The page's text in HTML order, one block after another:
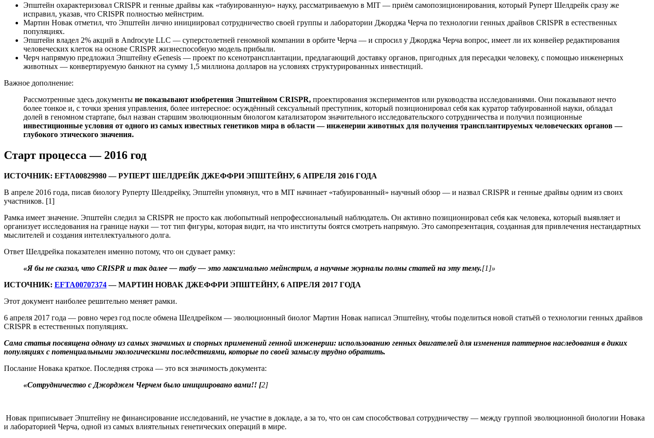
Эпштейн охарактеризовал CRISPR и генные драйвы как «табуированную» науку, рассматриваемую в MIT — приём самопозиционирования, который Руперт Шелдрейк сразу же
исправил, указав, что CRISPR полностью мейнстрим.
Мартин Новак отметил, что Эпштейн лично инициировал сотрудничество своей группы и лаборатории Джорджа Черча по технологии генных драйвов CRISPR в естественных
популяциях.
Эпштейн владел 2% акций в Androcyte LLC — суперстолетней геномной компании в орбите Черча — и спросил у Джорджа Черча вопрос, имеет ли их конвейер редактирования
человеческих клеток на основе CRISPR жизнеспособную модель прибыли.
Черч напрямую предложил Эпштейну eGenesis — проект по ксенотрансплантации, предлагающий доставку органов, пригодных для пересадки человеку, с помощью инженерных
животных — конвертируемую банкнот на сумму 1,5 миллиона долларов на условиях структурированных инвестиций.
Важное дополнение:
Рассмотренные здесь документы не показывают изобретения Эпштейном CRISPR, проектирования экспериментов или руководства исследованиями. Они показывают нечто
более тонкое и, с точки зрения управления, более интересное: осуждённый сексуальный преступник, который позиционировал себя как куратор табуированной науки, обладал
долей в геномном стартапе, был назван старшим эволюционным биологом катализатором значительного исследовательского сотрудничества и получил позиционные
инвестиционные условия от одного из самых известных генетиков мира в области — инженерии животных для получения трансплантируемых человеческих органов —
глубокого этического значения.
Старт процесса — 2016 год
ИСТОЧНИК: EFTA00829980 — РУПЕРТ ШЕЛДРЕЙК ДЖЕФФРИ ЭПШТЕЙНУ, 6 АПРЕЛЯ 2016 ГОДА
В апреле 2016 года, писав биологу Руперту Шелдрейку, Эпштейн упомянул, что в MIT начинает «табуированный» научный обзор — и назвал CRISPR и генные драйвы одним из своих
участников. [1]
Рамка имеет значение. Эпштейн следил за CRISPR не просто как любопытный непрофессиональный наблюдатель. Он активно позиционировал себя как человека, который выявляет и
организует исследования на границе науки — тот тип фигуры, которая видит, на что институты боятся смотреть напрямую. Это самопрезентация, созданная для привлечения нестандартных
мыслителей и создания интеллектуального долга.
Ответ Шелдрейка показателен именно потому, что он сдувает рамку:
«Я бы не сказал, что CRISPR и так далее — табу — это максимально мейнстрим, а научные журналы полны статей на эту тему.[1]»
ИСТОЧНИК: EFTA00707374— МАРТИН НОВАК ДЖЕФФРИ ЭПШТЕЙНУ, 6 АПРЕЛЯ 2017 ГОДА
Этот документ наиболее решительно меняет рамки.
6 апреля 2017 года — ровно через год после обмена Шелдрейком — эволюционный биолог Мартин Новак написал Эпштейну, чтобы поделиться новой статьёй о технологии генных драйвов
CRISPR в естественных популяциях.
Сама статья посвящена одному из самых значимых и спорных применений генной инженерии: использованию генных двигателей для изменения паттернов наследования в диких
популяциях с потенциальными экологическими последствиями, которые по своей замыслу трудно обратить.
Послание Новака краткое. Последняя строка — это вся значимость документа:
«Сотрудничество с Джорджем Черчем было инициировано вами!! [2]
Новак приписывает Эпштейну не финансирование исследований, не участие в докладе, а за то, что он сам способствовал сотрудничеству — между группой эволюционной биологии Новака
и лабораторией Черча, одной из самых влиятельных генетических операций в мире.